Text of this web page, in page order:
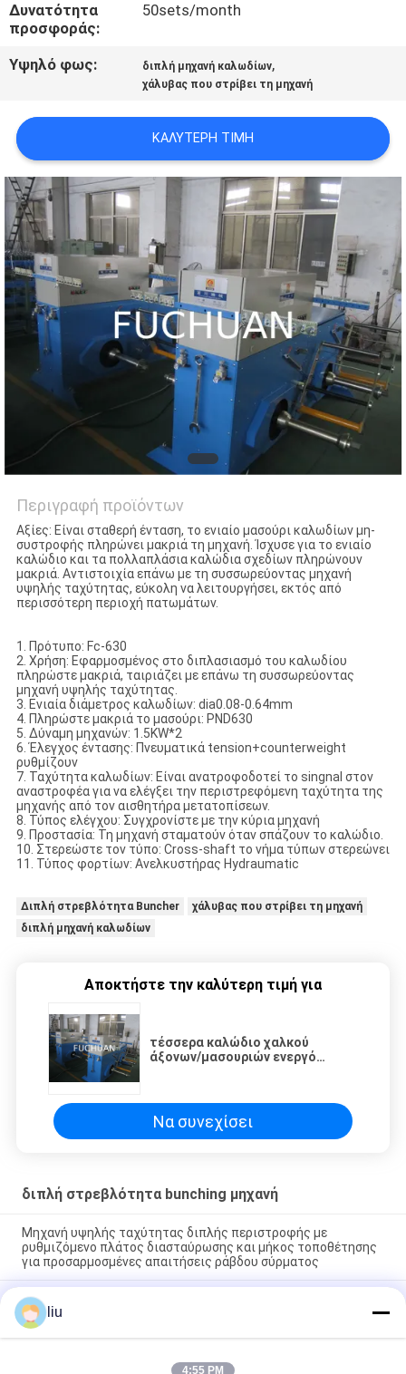
ΕΠΙΚΟΙΝΩΝΉΣΤΕ
ΜΑΖΊ
ΕΙΔΉΣΕΙΣ
ΥΠΟΘΈΣΕΙΣ
SITEMAP
PRIVACY
POLICY
Δυνατότητα
προσφοράς:
50sets/month
Υψηλό φως: διπλή μηχανή καλωδίων,
χάλυβας που στρίβει τη μηχανή
ΚΑΛΎΤΕΡΗ ΤΙΜΉ
Περιγραφή προϊόντων
Αξίες: Είναι σταθερή ένταση, το ενιαίο μασούρι καλωδίων μη-
συστροφής πληρώνει μακριά τη μηχανή. Ίσχυσε για το ενιαίο
καλώδιο και τα πολλαπλάσια καλώδια σχεδίων πληρώνουν
μακριά. Αντιστοιχία επάνω με τη συσσωρεύοντας μηχανή
υψηλής ταχύτητας, εύκολη να λειτουργήσει, εκτός από
περισσότερη περιοχή πατωμάτων.
1. Πρότυπο: Fc-630
2. Χρήση: Εφαρμοσμένος στο διπλασιασμό του καλωδίου
πληρώστε μακριά, ταιριάζει με επάνω τη συσσωρεύοντας
μηχανή υψηλής ταχύτητας.
3. Ενιαία διάμετρος καλωδίων: dia0.08-0.64mm
4. Πληρώστε μακριά το μασούρι: PND630
5. Δύναμη μηχανών: 1.5KW*2
6. Έλεγχος έντασης: Πνευματικά tension+counterweight
ρυθμίζουν
7. Ταχύτητα καλωδίων: Είναι ανατροφοδοτεί το singnal στον
αναστροφέα για να ελέγξει την περιστρεφόμενη ταχύτητα της
μηχανής από τον αισθητήρα μετατοπίσεων.
8. Τύπος ελέγχου: Συγχρονίστε με την κύρια μηχανή
9. Προστασία: Τη μηχανή σταματούν όταν σπάζουν το καλώδιο.
10. Στερεώστε τον τύπο: Cross-shaft το νήμα τύπων στερεώνει
11. Τύπος φορτίων: Ανελκυστήρας Hydraumatic
Διπλή στρεβλότητα Buncher
χάλυβας που στρίβει τη μηχανή
διπλή μηχανή καλωδίων
Αποκτήστε την καλύτερη τιμή για
τέσσερα καλώδιο χαλκού
άξονων/μασουριών ενεργό
Να συνεχίσει
διπλή στρεβλότητα bunching μηχανή
Μηχανή υψηλής ταχύτητας διπλής περιστροφής με
ρυθμιζόμενο πλάτος διασταύρωσης και μήκος τοποθέτησης
για προσαρμοσμένες απαιτήσεις ράβδου σύρματος
Μηχανή διπλής περιστροφής για τη σύνδεση επτά ή
περισσοτέρων νημάτων από γυμνό χαλκό, κασσίτερο και
ασημένιο σύρμα
Μηχανή συνδυασμού διπλής περιστροφής υψηλής
liu
4:55 PM